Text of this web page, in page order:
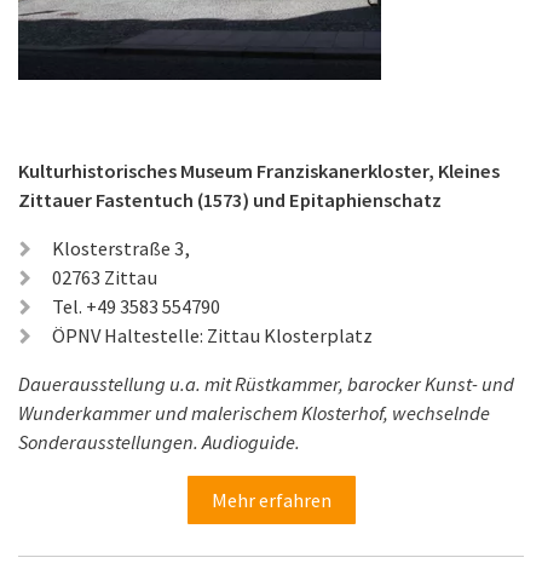
Kulturhistorisches Museum Franziskanerkloster, Kleines
Zittauer Fastentuch (1573) und Epitaphienschatz
Klosterstraße 3,
02763 Zittau
Tel. +49 3583 554790
ÖPNV Haltestelle: Zittau Klosterplatz
Dauerausstellung u.a. mit Rüstkammer, barocker Kunst- und
Wunderkammer und malerischem Klosterhof, wechselnde
Sonderausstellungen. Audioguide.
Mehr erfahren